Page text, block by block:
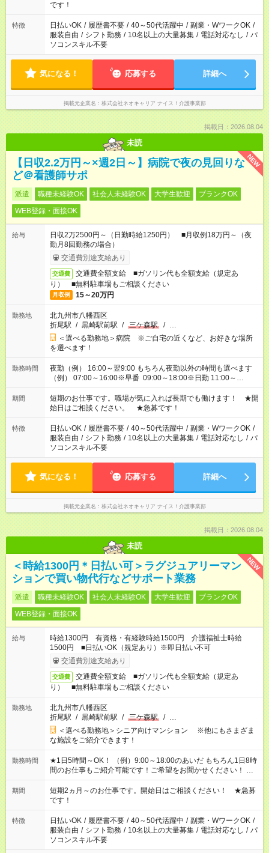
です！
特徴 日払いOK / 履歴書不要 / 40～50代活躍中 / 副業・WワークOK /
服装自由 / シフト勤務 / 10名以上の大量募集 / 電話対応なし / パ
ソコンスキル不要
気になる！ 応募する 詳細へ
掲載元企業名 株式会社ネオキャリア ナイス！介護事業部
掲載日：2026.08.04
未読
NEW
【日収2.2万円～×週2日～】病院で夜の見回りな
ど＠看護師サポ
派遣 職種未経験OK 社会人未経験OK 大学生歓迎
ブランクOK
WEB登録・面接OK
給与
日収2万2500円～（日勤時給1250円） ■月収例18万円～（夜
勤月8回勤務の場合）
交通費別途支給あり
交通費
交通費全額支給 ■ガソリン代も全額支給（規定あ
り） ■無料駐車場もご相談ください
月収例 15～20万円
勤務地
北九州市八幡西区
折尾駅 / 黒崎駅前駅 / 三ケ森駅 / …
＜選べる勤務地＞病院 ※ご自宅の近くなど、お好きな場所
を選べます！
勤務時間
夜勤（例） 16:00～翌9:00 もちろん夜勤以外の時間も選べます
（例） 07:00～16:00※早番 09:00～18:00※日勤 11:00～
20:00※遅番 ※時間は、固定・選べる施設もあるので、ご希望が
あれば調整できます！ ※シフト制。勤務地により実働時間が異
なります。★家庭の都合でお休みが必要な場合も遠慮なくご相談
ください。
期間
短期のお仕事です。職場が気に入れば長期でも働けます！ ★開
始日はご相談ください。 ★急募です！
特徴 日払いOK / 履歴書不要 / 40～50代活躍中 / 副業・WワークOK /
服装自由 / シフト勤務 / 10名以上の大量募集 / 電話対応なし / パ
ソコンスキル不要
気になる！ 応募する 詳細へ
掲載元企業名 株式会社ネオキャリア ナイス！介護事業部
掲載日：2026.08.04
未読
NEW
＜時給1300円＊日払い可＞ラグジュアリーマン
ションで買い物代行などサポート業務
派遣 職種未経験OK 社会人未経験OK 大学生歓迎
ブランクOK
WEB登録・面接OK
給与
時給1300円 有資格・有経験時給1500円 介護福祉士時給
1500円 ■日払いOK（規定あり）※即日払い不可
交通費別途支給あり
交通費
交通費全額支給 ■ガソリン代も全額支給（規定あ
り） ■無料駐車場もご相談ください
勤務地
北九州市八幡西区
折尾駅 / 黒崎駅前駅 / 三ケ森駅 / …
＜選べる勤務地＞シニア向けマンション ※他にもさまざま
な施設をご紹介できます！
勤務時間
★1日5時間～OK！ （例）9:00～18:00のあいだ もちろん1日8時
間のお仕事もご紹介可能です！ご希望をお聞かせください！ ★
家庭の都合でお休みが必要な場合も遠慮なくご相談ください。
※週最低15時間以上の勤務が必要です
期間
短期2ヵ月～のお仕事です。開始日はご相談ください！ ★急募
です！
特徴 日払いOK / 履歴書不要 / 40～50代活躍中 / 副業・WワークOK /
服装自由 / シフト勤務 / 10名以上の大量募集 / 電話対応なし / パ
ソコンスキル不要